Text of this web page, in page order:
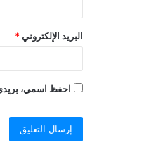
البريد الإلكتروني *
احفظ اسمي، بريدي